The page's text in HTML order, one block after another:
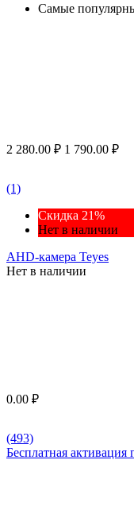
Самые
2 280.00 ₽ 1 790.00 ₽
(1)
Скидка 21%
Нет в наличии
AHD-камера Teyes
Нет в наличии
0.00 ₽
(493)
Бесплатная активация